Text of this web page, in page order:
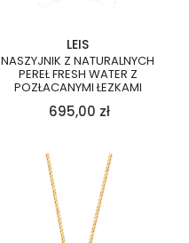
LEIS
NASZYJNIK Z NATURALNYCH
PEREŁ FRESH WATER Z
POZŁACANYMI ŁEZKAMI
695,00 zł